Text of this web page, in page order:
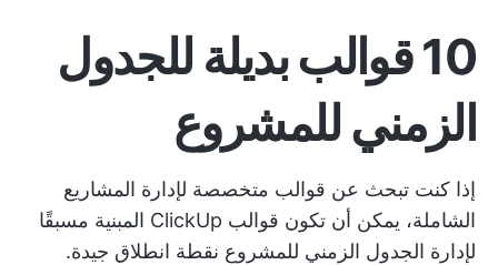
10 قوالب بديلة للجدول
الزمني للمشروع
إذا كنت تبحث عن قوالب متخصصة لإدارة المشاريع
الشاملة، يمكن أن تكون قوالب ClickUp المبنية مسبقًا
لإدارة الجدول الزمني للمشروع نقطة انطلاق جيدة.